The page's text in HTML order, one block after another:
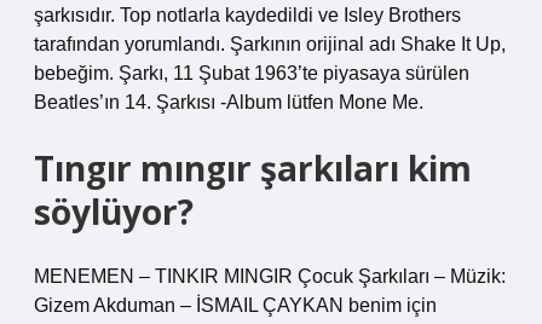
şarkısıdır. Top notlarla kaydedildi ve Isley Brothers
tarafından yorumlandı. Şarkının orijinal adı Shake It Up,
bebeğim. Şarkı, 11 Şubat 1963’te piyasaya sürülen
Beatles’ın 14. Şarkısı -Album lütfen Mone Me.
Tıngır mıngır şarkıları kim
söylüyor?
MENEMEN – TINKIR MINGIR Çocuk Şarkıları – Müzik:
Gizem Akduman – İSMAIL ÇAYKAN benim için